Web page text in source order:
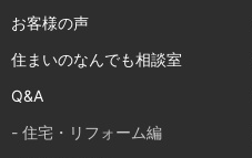
お客様の声
住まいのなんでも相談室
Q&A
- 住宅・リフォーム編